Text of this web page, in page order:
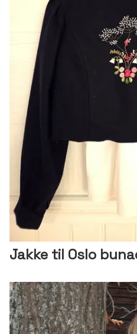
Jakke til Oslo